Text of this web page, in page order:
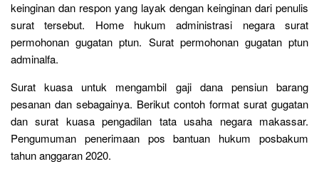
keinginan dan respon yang layak dengan keinginan dari penulis
surat tersebut. Home hukum administrasi negara surat
permohonan gugatan ptun. Surat permohonan gugatan ptun
adminalfa.
Surat kuasa untuk mengambil gaji dana pensiun barang
pesanan dan sebagainya. Berikut contoh format surat gugatan
dan surat kuasa pengadilan tata usaha negara makassar.
Pengumuman penerimaan pos bantuan hukum posbakum
tahun anggaran 2020.